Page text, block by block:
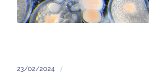
23/02/2024 /